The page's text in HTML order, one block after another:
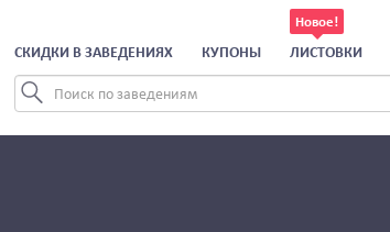
СКИДКИ В ЗАВЕДЕНИЯХ КУПОНЫ ЛИСТОВКИ